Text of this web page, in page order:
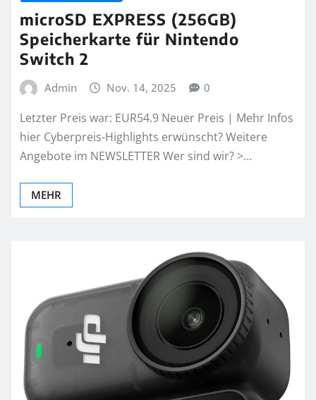
microSD EXPRESS (256GB)
Speicherkarte für Nintendo
Switch 2
Admin Nov. 14, 2025 0
Letzter Preis war: EUR54.9 Neuer Preis | Mehr Infos
hier Cyberpreis-Highlights erwünscht? Weitere
Angebote im NEWSLETTER Wer sind wir? >…
MEHR